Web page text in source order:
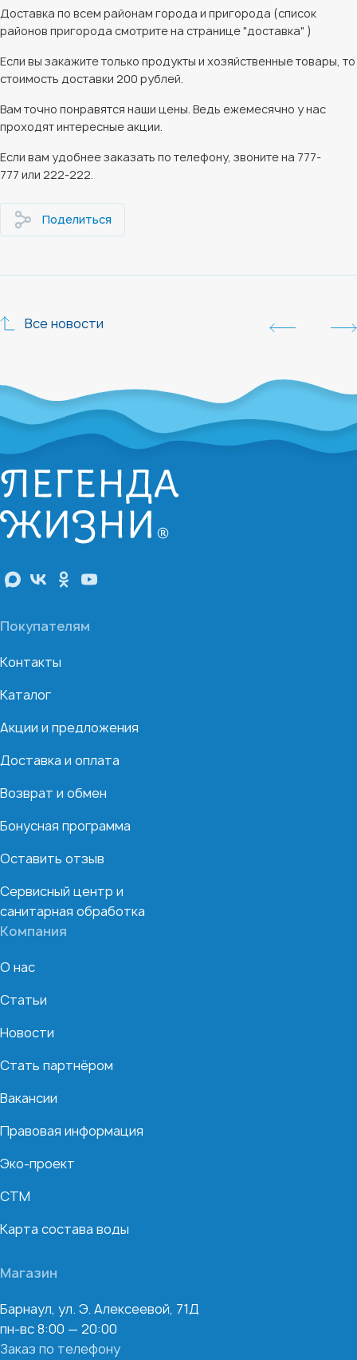
Доставка по всем районам города и пригорода (список
районов пригорода смотрите на странице "доставка" )
Если вы закажите только продукты и хозяйственные товары, то
стоимость доставки 200 рублей.
Вам точно понравятся наши цены. Ведь ежемесячно у нас
проходят интересные акции.
Если вам удобнее заказать по телефону, звоните на 777-
777 или 222-222.
Поделиться
Все новости
Покупателям
Контакты
Каталог
Акции и предложения
Доставка и оплата
Возврат и обмен
Бонусная программа
Оставить отзыв
Сервисный центр и
санитарная обработка
Компания
О нас
Статьи
Новости
Стать партнёром
Вакансии
Правовая информация
Эко-проект
СТМ
Карта состава воды
Магазин
Барнаул, ул. Э. Алексеевой, 71Д
пн-вс 8:00 — 20:00
Заказ по телефону